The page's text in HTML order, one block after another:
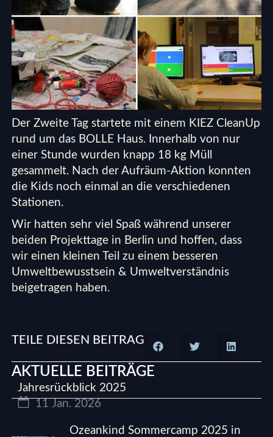
Der Zweite Tag startete mit einem KIEZ CleanUp
rund um das BOLLE Haus. Innerhalb von nur
einer Stunde wurden knapp 18 kg Müll
gesammelt. Nach der Aufräum-Aktion konnten
die Kids noch einmal an die verschiedenen
Stationen.
Wir hatten sehr viel Spaß während unserer
beiden Projekttage in Berlin und hoffen, dass
wir einen kleinen Teil zu einem besseren
Umweltbewusstsein & Umweltverständnis
beigetragen haben.
TEILE DIESEN BEITRAG
AKTUELLE BEITRÄGE
Jahresrückblick 2025
11 Jan. 2026
Ozeankind Sommercamp 2025 in